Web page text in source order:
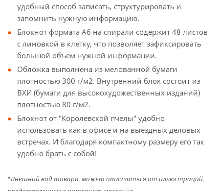
удобный способ записать, структурировать и
запомнить нужную информацию.
Блокнот формата А6 на спирали содержит 48 листов
с линовкой в клетку, что позволяет зафиксировать
большой объем нужной информации.
Обложка выполнена из мелованной бумаги
плотностью 300 г/м2. Внутренний блок состоит из
ВХИ (бумаги для высокохудожественных изданий)
плотностью 80 г/м2.
Блокнот от "Королевской пчелы" удобно
использовать как в офисе и на выездных деловых
встречах. И благодаря компактному размеру его так
удобно брать с собой!
*Внешний вид товара, может отличаться от иллюстраций,